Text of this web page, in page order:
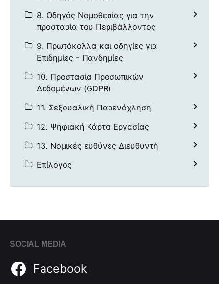
8. Οδηγός Νομοθεσίας για την
προστασία του Περιβάλλοντος
9. Πρωτόκολλα και οδηγίες για
Επιδημίες - Πανδημίες
10. Προστασία Προσωπικών
Δεδομένων (GDPR)
11. Σεξουαλική Παρενόχληση
12. Ψηφιακή Κάρτα Εργασίας
13. Νομικές ευθύνες Διευθυντή
Επίλογος
SOCIAL MEDIA
Facebook